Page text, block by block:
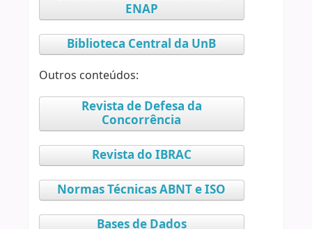
ENAP
Biblioteca Central da UnB
Outros conteúdos:
Revista de Defesa da
Concorrência
Revista do IBRAC
Normas Técnicas ABNT e ISO
Bases de Dados